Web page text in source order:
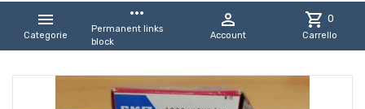

Categorie
more_horiz
Permanent links
block

Account
shopping_cart 0
Carrello